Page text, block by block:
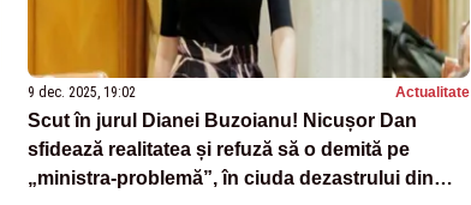
9 dec. 2025, 19:02 Actualitate
Scut în jurul Dianei Buzoianu! Nicușor Dan
sfidează realitatea și refuză să o demită pe
„ministra-problemă”, în ciuda dezastrului din